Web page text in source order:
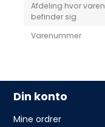
Afdeling hvor varen
befinder sig
Varenummer
Din konto
Mine ordrer